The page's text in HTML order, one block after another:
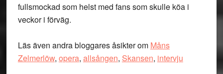
fullsmockad som helst med fans som skulle köa i
veckor i förväg.
Läs även andra bloggares åsikter om Måns
Zelmerlöw, opera, allsången, Skansen, intervju